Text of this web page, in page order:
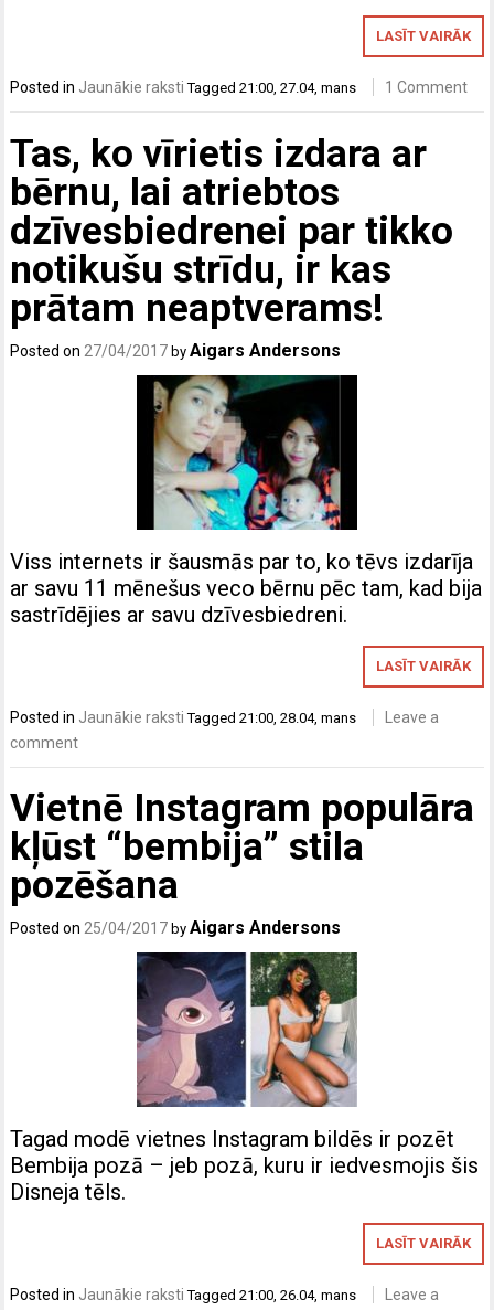
LASĪT VAIRĀK
Posted in Jaunākie raksti Tagged21:00,27.04,mans 1 Comment
Tas, ko vīrietis izdara ar
bērnu, lai atriebtos
dzīvesbiedrenei par tikko
notikušu strīdu, ir kas
prātam neaptverams!
Posted on 27/04/2017 byAigars Andersons
Viss internets ir šausmās par to, ko tēvs izdarīja
ar savu 11 mēnešus veco bērnu pēc tam, kad bija
sastrīdējies ar savu dzīvesbiedreni.
LASĪT VAIRĀK
Posted in Jaunākie raksti Tagged21:00 ,28.04,mans
Leave a
comment
Vietnē Instagram populāra
kļūst “bembija” stila
pozēšana
Posted on 25/04/2017 byAigars Andersons
Tagad modē vietnes Instagram bildēs ir pozēt
Bembija pozā – jeb pozā, kuru ir iedvesmojis šis
Disneja tēls.
LASĪT VAIRĀK
Posted in Jaunākie raksti Tagged21:00,26.04,mans Leave a